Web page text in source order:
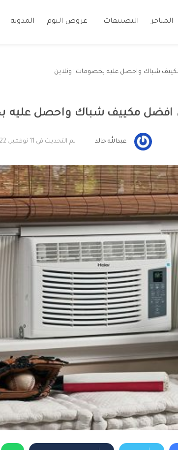
المتاجر التصنيفات عروض اليوم المدونة
شباك واحصل عليه بخصومات اونلاين
افضل مكييف شباك واحصل عليه
عبدالله خالد تم التحديث في 11 نوفمبر، 2022